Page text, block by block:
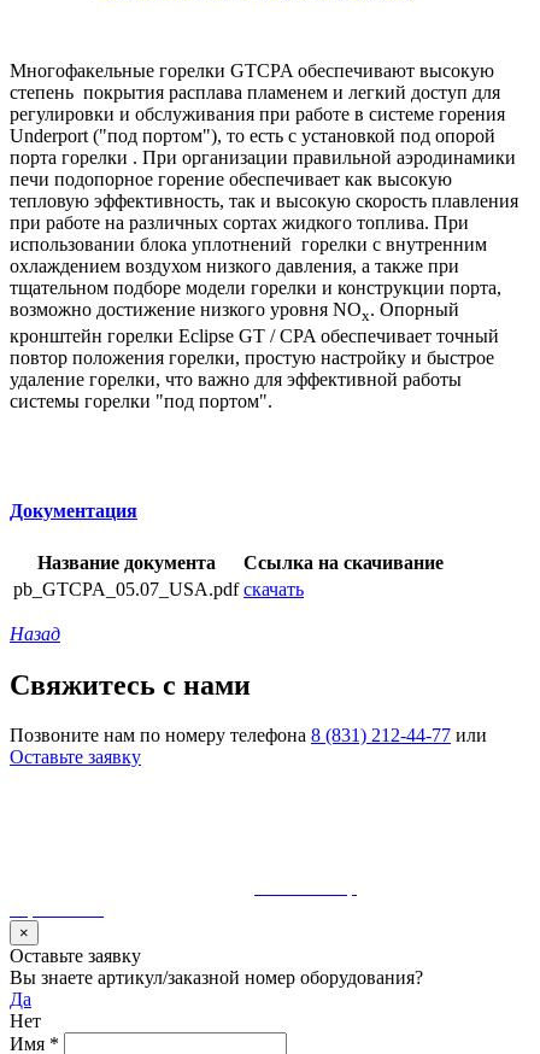
Многофакельные горелки GTCPA обеспечивают высокую
степень покрытия расплава пламенем и легкий доступ для
регулировки и обслуживания при работе в системе горения
Underport ("под портом"), то есть с установкой под опорой
порта горелки . При организации правильной аэродинамики
печи подопорное горение обеспечивает как высокую
тепловую эффективность, так и высокую скорость плавления
при работе на различных сортах жидкого топлива. При
использовании блока уплотнений горелки с внутренним
охлаждением воздухом низкого давления, а также при
тщательном подборе модели горелки и конструкции порта,
возможно достижение низкого уровня NOx. Опорный
кронштейн горелки Eclipse GT / CPA обеспечивает точный
повтор положения горелки, простую настройку и быстрое
удаление горелки, что важно для эффективной работы
системы горелки "под портом".
Документация
Название документа
Ссылка на скачивание
pb_GTCPA_05.07_USA.pdf скачать
Назад
Свяжитесь с нами
Позвоните нам по номеру телефона 8 (831) 212-44-77 или
Оставьте заявку
×
Оставьте заявку
Вы знаете артикул/заказной номер оборудования?
Да
Нет
Имя *